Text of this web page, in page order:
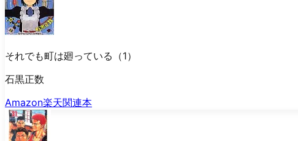
それでも町は廻っている（1）
石黒正数
Amazon楽天関連本